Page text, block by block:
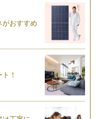
タインのテーブルコーデ
ていき、２月のイベント
ムでテーブルが華やぐお
月」。ちょっとしたアイ
おすすめ
！